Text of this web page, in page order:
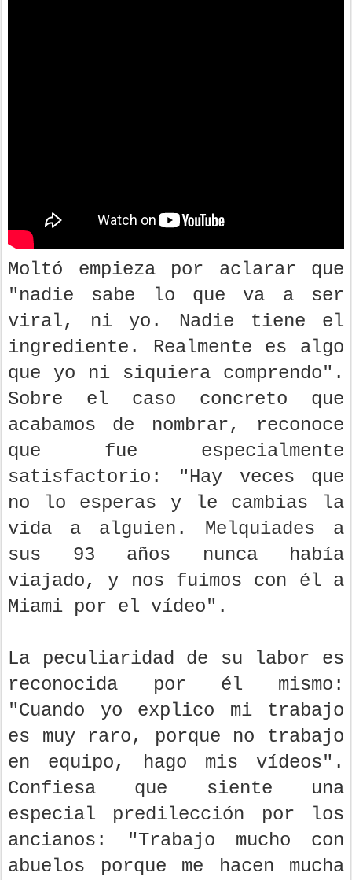
Moltó empieza por aclarar que
"nadie sabe lo que va a ser
viral, ni yo. Nadie tiene el
ingrediente. Realmente es algo
que yo ni siquiera comprendo".
Sobre el caso concreto que
acabamos de nombrar, reconoce
que fue especialmente
satisfactorio: "Hay veces que
no lo esperas y le cambias la
vida a alguien. Melquiades a
sus 93 años nunca había
viajado, y nos fuimos con él a
Miami por el vídeo".
La peculiaridad de su labor es
reconocida por él mismo:
"Cuando yo explico mi trabajo
es muy raro, porque no trabajo
en equipo, hago mis vídeos".
Confiesa que siente una
especial predilección por los
ancianos: "Trabajo mucho con
abuelos porque me hacen mucha